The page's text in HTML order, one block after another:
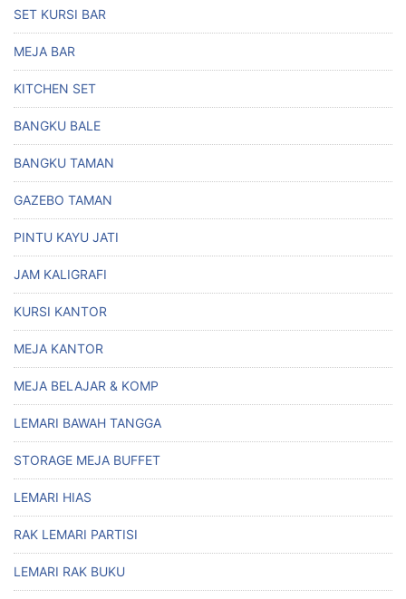
SET KURSI BAR
MEJA BAR
KITCHEN SET
BANGKU BALE
BANGKU TAMAN
GAZEBO TAMAN
PINTU KAYU JATI
JAM KALIGRAFI
KURSI KANTOR
MEJA KANTOR
MEJA BELAJAR & KOMP
LEMARI BAWAH TANGGA
STORAGE MEJA BUFFET
LEMARI HIAS
RAK LEMARI PARTISI
LEMARI RAK BUKU